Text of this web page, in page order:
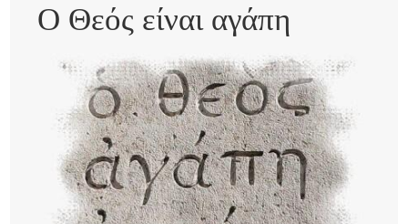
Ο Θεός είναι αγάπη